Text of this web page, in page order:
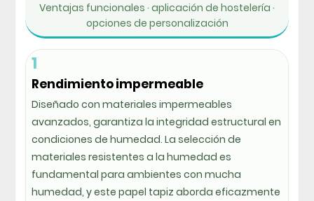
Ventajas funcionales · aplicación de hostelería ·
opciones de personalización
1
Rendimiento impermeable
Diseñado con materiales impermeables
avanzados, garantiza la integridad estructural en
condiciones de humedad. La selección de
materiales resistentes a la humedad es
fundamental para ambientes con mucha
humedad, y este papel tapiz aborda eficazmente